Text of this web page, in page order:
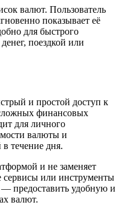
валют. Пользователь
показывает её
для быстрого
поездкой или
и простой доступ к
финансовых
для личного
валюты и
течение дня.
и не заменяет
сервисы или инструменты
— предоставить удобную и
валют.